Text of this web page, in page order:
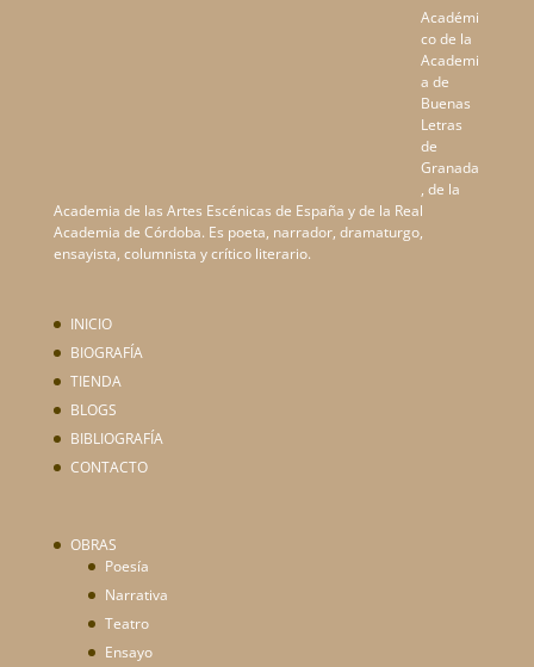
Académi
co de la
Academi
a de
Buenas
Letras
de
Granada
, de la
Academia de las Artes Escénicas de España y de la Real
Academia de Córdoba. Es poeta, narrador, dramaturgo,
ensayista, columnista y crítico literario.
INICIO
BIOGRAFÍA
TIENDA
BLOGS
BIBLIOGRAFÍA
CONTACTO
OBRAS
Poesía
Narrativa
Teatro
Ensayo